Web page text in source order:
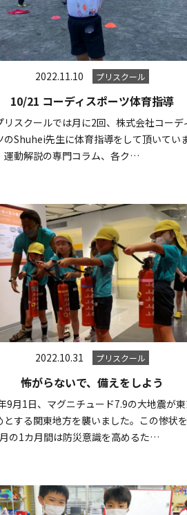
2022.11.10 プリスクール
10/21 コーディスポーツ体育指導
リスクールでは月に2回、株式会社コーデ
のShuhei先生に体育指導をして頂いていま
運動解説の専門コラム、各ク…
2022.10.31 プリスクール
怖がらないで、備えをしよう
9月1日、マグニチュード7.9の大地震が
とする関東地方を襲いました。この惨状
の1カ月間は防災意識を高めるた…